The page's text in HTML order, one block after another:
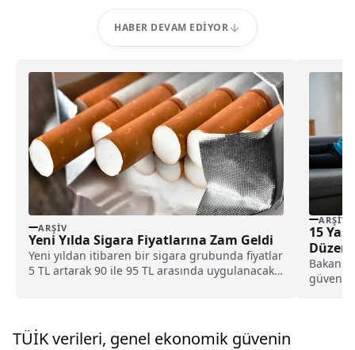
HABER DEVAM EDIYOR
ARŞIV
Yeni Yılda Sigara Fiyatlarına Zam Geldi
Yeni yıldan itibaren bir sigara grubunda fiyatlar
5 TL artarak 90 ile 95 TL arasında uygulanacak;
ARŞIV
15
Bakan
TÜİK verileri, genel ekonomik güvenin